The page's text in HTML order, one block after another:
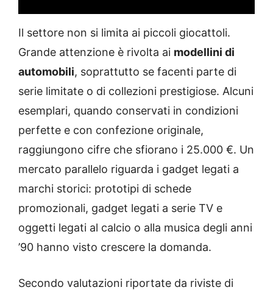
Il settore non si limita ai piccoli giocattoli.
Grande attenzione è rivolta ai modellini di
automobili, soprattutto se facenti parte di
serie limitate o di collezioni prestigiose. Alcuni
esemplari, quando conservati in condizioni
perfette e con confezione originale,
raggiungono cifre che sfiorano i 25.000 €. Un
mercato parallelo riguarda i gadget legati a
marchi storici: prototipi di schede
promozionali, gadget legati a serie TV e
oggetti legati al calcio o alla musica degli anni
’90 hanno visto crescere la domanda.
Secondo valutazioni riportate da riviste di